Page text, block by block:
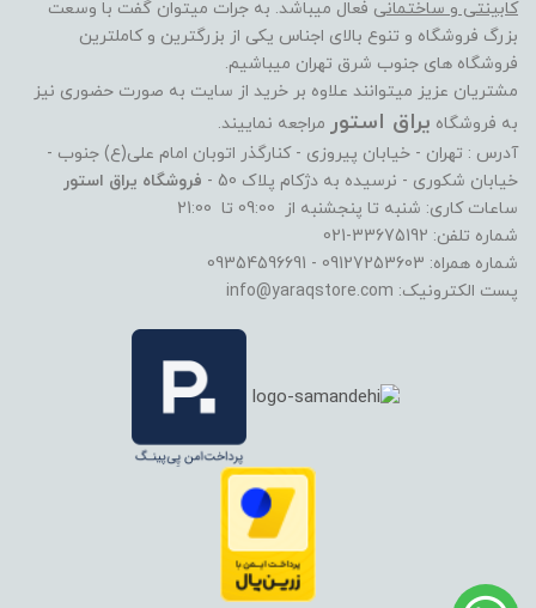
کابینتی و ساختمانی فعال میباشد. به جرات میتوان گفت با وسعت
بزرگ فروشگاه و تنوع بالای اجناس یکی از بزرگترین و کاملترین
فروشگاه های جنوب شرق تهران میباشیم.
مشتریان عزیز میتوانند علاوه بر خرید از سایت به صورت حضوری نیز
به فروشگاه یراق استور مراجعه نماییند.
آدرس : تهران - خیابان پیروزی - کنارگذر اتوبان امام علی(ع) جنوب -
خیابان شکوری - نرسیده به دژکام پلاک 50 -
فروشگاه یراق استور
ساعات کاری: شنبه تا پنجشنبه از 09:00 تا 21:00
شماره تلفن: 33675192-021
شماره همراه: 09127253603 - 09354596691
پست الکترونیک: info@yaraqstore.com